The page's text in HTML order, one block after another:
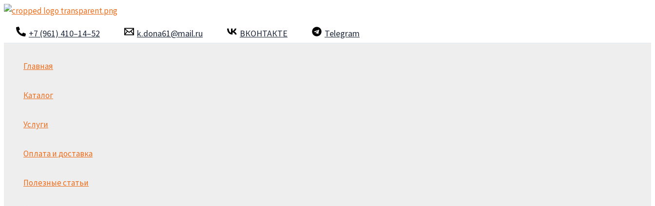
Перейти
содержимому
+7 (961) 410–14–52 k.dona61@mail.ru ВКОНТАКТЕ Telegram
Главная
Каталог
Услуги
Оплата и доставка
Полезные статьи